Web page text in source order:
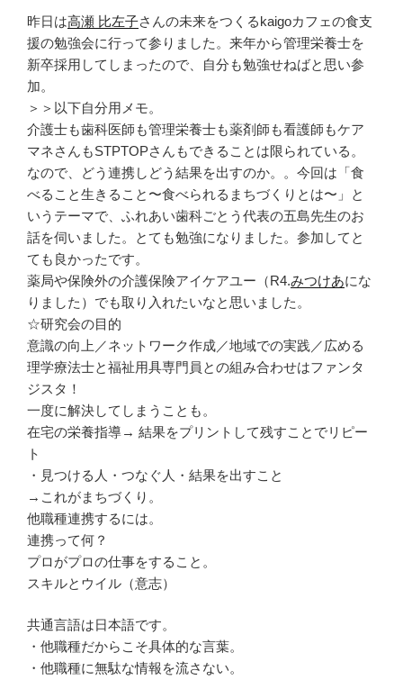
昨日は高瀬 比左子さんの未来をつくるkaigoカフェの食支
援の勉強会に行って参りました。来年から管理栄養士を
新卒採用してしまったので、自分も勉強せねばと思い参
加。
＞＞以下自分用メモ。
介護士も歯科医師も管理栄養士も薬剤師も看護師もケア
マネさんもSTPTOPさんもできることは限られている。
なので、どう連携しどう結果を出すのか。。今回は「食
べること生きること〜食べられるまちづくりとは〜」と
いうテーマで、ふれあい歯科ごとう代表の五島先生のお
話を伺いました。とても勉強になりました。参加してと
ても良かったです。
薬局や保険外の介護保険アイケアユー（R4.みつけあにな
りました）でも取り入れたいなと思いました。
☆研究会の目的
意識の向上／ネットワーク作成／地域での実践／広める
理学療法士と福祉用具専門員との組み合わせはファンタ
ジスタ！
一度に解決してしまうことも。
在宅の栄養指導→ 結果をプリントして残すことでリピー
ト
・見つける人・つなぐ人・結果を出すこと
→これがまちづくり。
他職種連携するには。
連携って何？
プロがプロの仕事をすること。
スキルとウイル（意志）
共通言語は日本語です。
・他職種だからこそ具体的な言葉。
・他職種に無駄な情報を流さない。